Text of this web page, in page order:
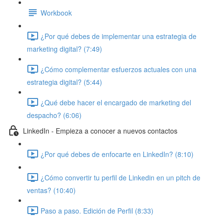
Workbook
¿Por qué debes de implementar una estrategia de
marketing digital? (7:49)
¿Cómo complementar esfuerzos actuales con una
estrategia digital? (5:44)
¿Qué debe hacer el encargado de marketing del
despacho? (6:06)
LinkedIn - Empieza a conocer a nuevos contactos
¿Por qué debes de enfocarte en LinkedIn? (8:10)
¿Cómo convertir tu perfil de Linkedin en un pitch de
ventas? (10:40)
Paso a paso. Edición de Perfil (8:33)